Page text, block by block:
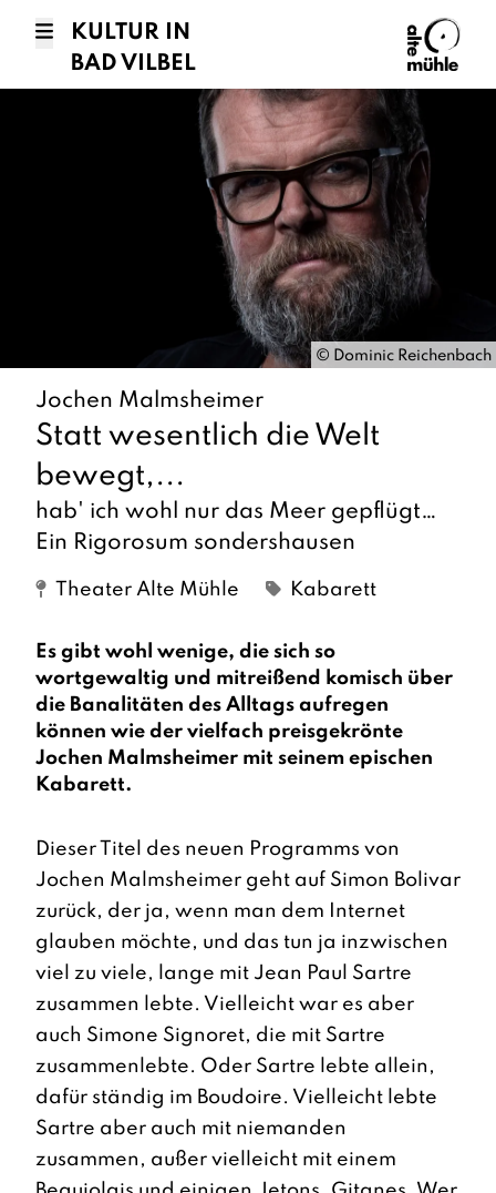
KULTUR IN
BAD VILBEL
© Dominic Reichenbach
Jochen Malmsheimer
Statt wesentlich die Welt
bewegt,...
hab' ich wohl nur das Meer gepflügt…
Ein Rigorosum sondershausen
Theater Alte Mühle Kabarett
Es gibt wohl wenige, die sich so
wortgewaltig und mitreißend komisch über
die Banalitäten des Alltags aufregen
können wie der vielfach preisgekrönte
Jochen Malmsheimer mit seinem epischen
Kabarett.
Dieser Titel des neuen Programms von
Jochen Malmsheimer geht auf Simon Bolivar
zurück, der ja, wenn man dem Internet
glauben möchte, und das tun ja inzwischen
viel zu viele, lange mit Jean Paul Sartre
zusammen lebte. Vielleicht war es aber
auch Simone Signoret, die mit Sartre
zusammenlebte. Oder Sartre lebte allein,
dafür ständig im Boudoire. Vielleicht lebte
Sartre aber auch mit niemanden
zusammen, außer vielleicht mit einem